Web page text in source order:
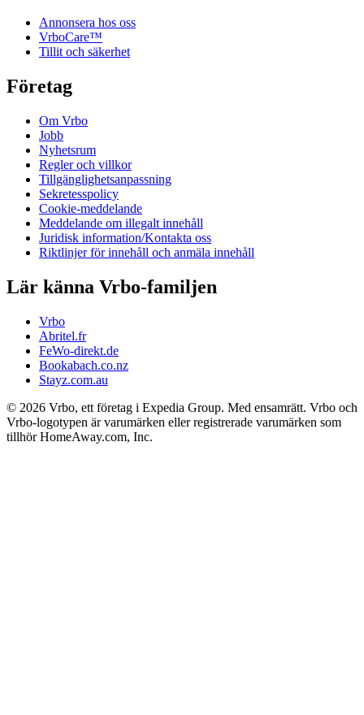
Annonsera hos oss
VrboCare™
Tillit och säkerhet
Företag
Om Vrbo
Jobb
Nyhetsrum
Regler och villkor
Tillgänglighetsanpassning
Sekretesspolicy
Cookie-meddelande
Meddelande om illegalt innehåll
Juridisk information/Kontakta oss
Riktlinjer för innehåll och anmäla innehåll
Lär känna Vrbo-familjen
Vrbo
Abritel.fr
FeWo-direkt.de
Bookabach.co.nz
Stayz.com.au
© 2026 Vrbo, ett företag i Expedia Group. Med ensamrätt. Vrbo och
Vrbo-logotypen är varumärken eller registrerade varumärken som
tillhör HomeAway.com, Inc.